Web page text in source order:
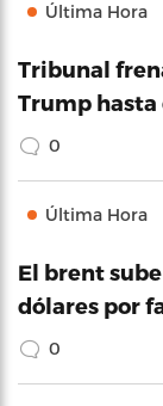
Última Hora
Tribunal
Trump hasta
0
Última Hora
El brent
dólares por
0